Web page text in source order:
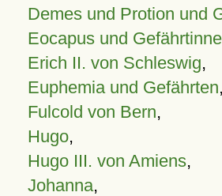
Demes und Protion und
Eocapus und
Erich II. von Schleswig,
Euphemia und Gefährten,
Fulcold von Bern,
Hugo,
Hugo III. von Amiens,
Johanna,